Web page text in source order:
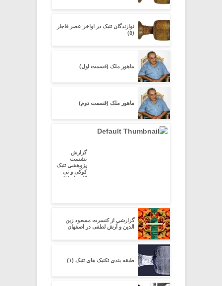
نوازندگان تنبک در اواخر عصر قاجار
(۵)
ماهور ملک (قسمت اول)
ماهور ملک (قسمت دوم)
گزارش
نشست
پژوهشی تنبک
کوکی و نی
کلیددار (۱)
گزارشی از کنسرت مسعود زین
الدین و آرش لطفی در اصفهان
طبقه بندی تکنیک های تنبک (۱)